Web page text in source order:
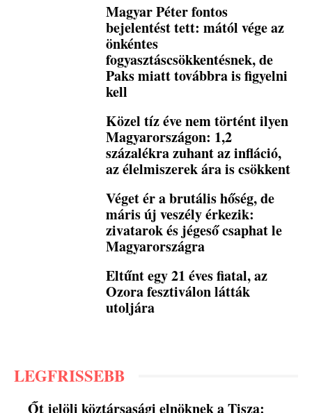
Magyar Péter fontos
bejelentést tett: mától vége az
önkéntes
fogyasztáscsökkentésnek, de
Paks miatt továbbra is figyelni
kell
Közel tíz éve nem történt ilyen
Magyarországon: 1,2
százalékra zuhant az infláció,
az élelmiszerek ára is csökkent
Véget ér a brutális hőség, de
máris új veszély érkezik:
zivatarok és jégeső csaphat le
Magyarországra
Eltűnt egy 21 éves fiatal, az
Ozora fesztiválon látták
utoljára
LEGFRISSEBB
Őt jelöli köztársasági elnöknek a Tisza: